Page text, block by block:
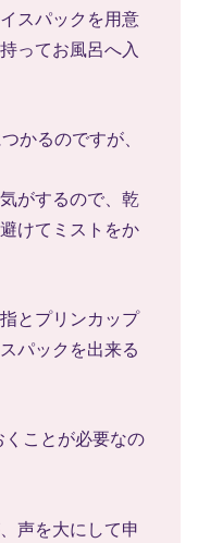
スパックを用意
ってお風呂へ入
かるのですが、
がするので、乾
けてミストをか
とプリンカップ
パックを出来る
ことが必要なの
声を大にして申